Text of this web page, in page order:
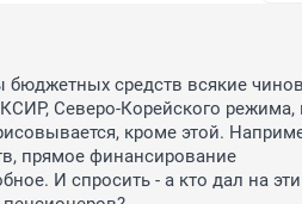
бюджетных средств всякие
Северо-Корейского режима,
кроме этой.
прямое финансирование
И спросить - а кто дал на эти